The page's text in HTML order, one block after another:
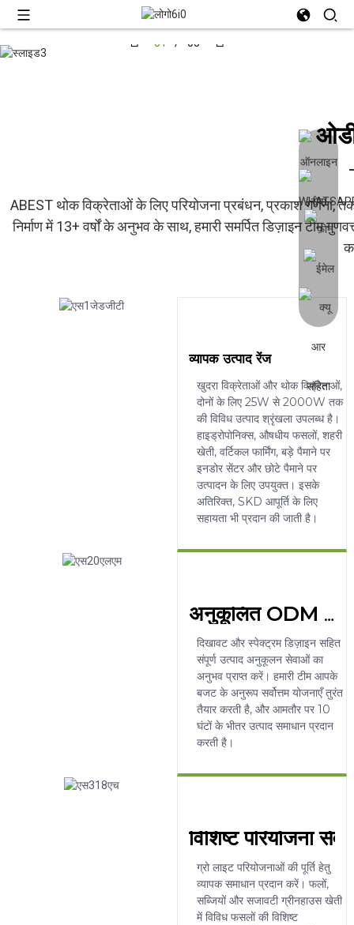
01 / 05
ABEST थोक विक्रेताओं के लिए परियोजना प्रबंधन, प्रकाश गणना,
निर्माण में 13+ वर्षों के अनुभव के साथ, हमारी समर्पित डिज़ाइन टीम
व्यापक उत्पाद रेंज
खुदरा विक्रेताओं और थोक विक्रेताओं,
दोनों के लिए 25W से 2000W तक
की विविध उत्पाद श्रृंखला उपलब्ध है।
हाइड्रोपोनिक्स, औषधीय फसलों, शहरी
खेती, वर्टिकल फार्मिंग, बड़े पैमाने पर
इनडोर सेंटर और छोटे पैमाने पर
उत्पादन के लिए उपयुक्त। इसके
अतिरिक्त, SKD आपूर्ति के लिए
सहायता भी प्रदान की जाती है।
अनुकूलित ODM समाधान
दिखावट और स्पेक्ट्रम डिज़ाइन सहित
संपूर्ण उत्पाद अनुकूलन सेवाओं का
अनुभव प्राप्त करें। हमारी टीम आपके
बजट के अनुरूप सर्वोत्तम योजनाएँ तुरंत
तैयार करती है, और आमतौर पर 10
घंटों के भीतर उत्पाद समाधान प्रदान
करती है।
विशिष्ट परियोजना
ग्रो लाइट परियोजनाओं की पूर्ति हेतु
व्यापक समाधान प्रदान करें। फलों,
सब्जियों और सजावटी ग्रीनहाउस खेती
में विविध फसलों की विशिष्ट